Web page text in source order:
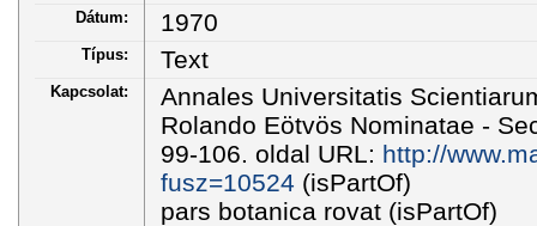
Dátum: 1970
Típus: Text
Kapcsolat:
Annales Universitatis
Rolando Eötvös Nominatae -
99-106. oldal URL: http://
fusz=10524 (isPartOf)
pars botanica rovat (isPartOf)